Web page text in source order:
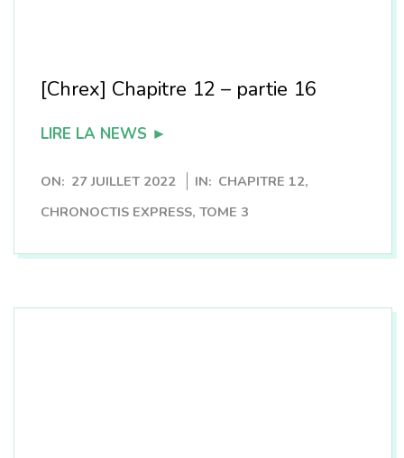
[Chrex] Chapitre 12 – partie 16
LIRE LA NEWS ►
2022-
07-
ON: 27 JUILLET 2022 IN: CHAPITRE 12,
CHRONOCTIS EXPRESS,TOME 3